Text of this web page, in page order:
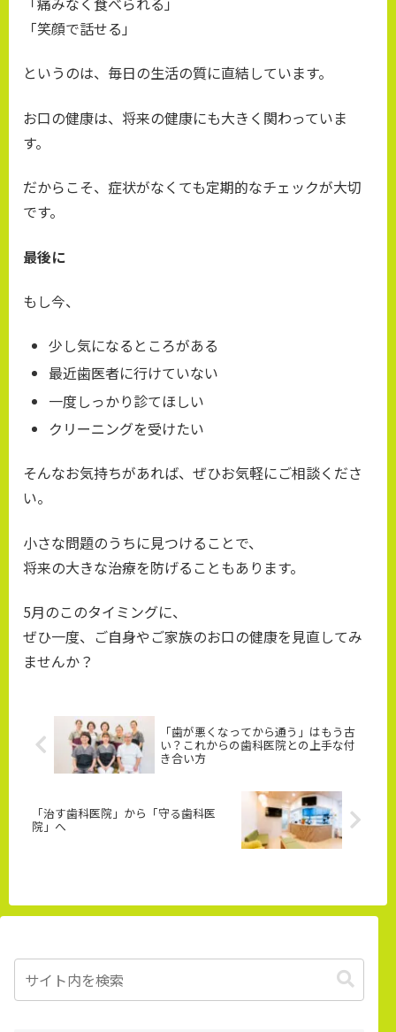
「笑顔で話せる」
というのは、毎日の生活の質に直結しています。
お口の健康は、将来の健康にも大きく関わっていま
す。
だからこそ、症状がなくても定期的なチェックが大切
です。
最後に
もし今、
少し気になるところがある
最近歯医者に行けていない
一度しっかり診てほしい
クリーニングを受けたい
そんなお気持ちがあれば、ぜひお気軽にご相談くださ
い。
小さな問題のうちに見つけることで、
将来の大きな治療を防げることもあります。
5月のこのタイミングに、
ぜひ一度、ご自身やご家族のお口の健康を見直してみ
ませんか？
「歯が悪くなってから通う」はもう古
い？これからの歯科医院との上手な付
き合い方
「治す歯科医院」から「守る歯科医
院」へ